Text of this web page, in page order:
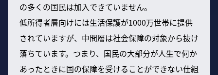
の多くの国民は加入できていません。
低所得者層向けには生活保護が1000万世帯に提供
されていますが、中間層は社会保障の対象から抜け
落ちています。つまり、国民の大部分が人生で何か
あったときに国の保障を受けることができない仕組